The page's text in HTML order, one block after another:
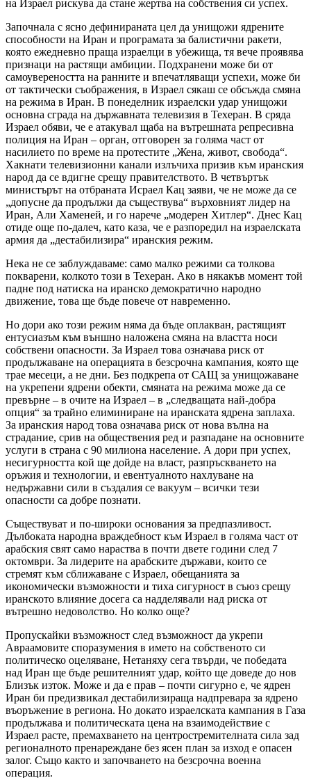
на Израел рискува да стане жертва на собствения си успех.
Започнала с ясно дефинираната цел да унищожи ядрените
способности на Иран и програмата за балистични ракети,
която ежедневно праща израелци в убежища, тя вече проявява
признаци на растящи амбиции. Подхранени може би от
самоувереността на ранните и впечатляващи успехи, може би
от тактически съображения, в Израел сякаш се обсъжда смяна
на режима в Иран. В понеделник израелски удар унищожи
основна сграда на държавната телевизия в Техеран. В сряда
Израел обяви, че е атакувал щаба на вътрешната репресивна
полиция на Иран – орган, отговорен за голяма част от
насилието по време на протестите „Жена, живот, свобода“.
Хакнати телевизионни канали излъчиха призив към иранския
народ да се вдигне срещу правителството. В четвъртък
министърът на отбраната Исраел Кац заяви, че не може да се
„допусне да продължи да съществува“ върховният лидер на
Иран, Али Хаменей, и го нарече „модерен Хитлер“. Днес Кац
отиде още по-далеч, като каза, че е разпоредил на израелската
армия да „дестабилизира“ иранския режим.
Нека не се заблуждаваме: само малко режими са толкова
покварени, колкото този в Техеран. Ако в някакъв момент той
падне под натиска на иранско демократично народно
движение, това ще бъде повече от навременно.
Но дори ако този режим няма да бъде оплакван, растящият
ентусиазъм към външно наложена смяна на властта носи
собствени опасности. За Израел това означава риск от
продължаване на операцията в безсрочна кампания, която ще
трае месеци, а не дни. Без подкрепа от САЩ за унищожаване
на укрепени ядрени обекти, смяната на режима може да се
превърне – в очите на Израел – в „следващата най-добра
опция“ за трайно елиминиране на иранската ядрена заплаха.
За иранския народ това означава риск от нова вълна на
страдание, срив на обществения ред и разпадане на основните
услуги в страна с 90 милиона население. А дори при успех,
несигурността кой ще дойде на власт, разпръскването на
оръжия и технологии, и евентуалното нахлуване на
недържавни сили в създалия се вакуум – всички тези
опасности са добре познати.
Съществуват и по-широки основания за предпазливост.
Дълбоката народна враждебност към Израел в голяма част от
арабския свят само нараства в почти двете години след 7
октомври. За лидерите на арабските държави, които се
стремят към сближаване с Израел, обещанията за
икономически възможности и тиха сигурност в съюз срещу
иранското влияние досега са надделявали над риска от
вътрешно недоволство. Но колко още?
Пропускайки възможност след възможност да укрепи
Авраамовите споразумения в името на собственото си
политическо оцеляване, Нетаняху сега твърди, че победата
над Иран ще бъде решителният удар, който ще доведе до нов
Близък изток. Може и да е прав – почти сигурно е, че ядрен
Иран би предизвикал дестабилизираща надпревара за ядрено
въоръжение в региона. Но докато израелската кампания в Газа
продължава и политическата цена на взаимодействие с
Израел расте, премахването на центростремителната сила зад
регионалното пренареждане без ясен план за изход е опасен
залог. Също както и започването на безсрочна военна
операция.